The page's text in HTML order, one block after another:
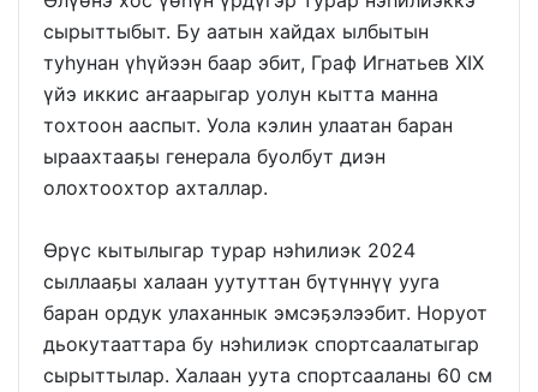
сырыттыбыт. Бу аатын хайдах ылбытын
туһунан үһүйээн баар эбит, Граф Игнатьев XIX
үйэ иккис аҥаарыгар уолун кытта манна
тохтоон ааспыт. Уола кэлин улаатан баран
ыраахтааҕы генерала буолбут диэн
олохтоохтор ахталлар.
Өрүс кытылыгар турар нэһилиэк 2024
сыллааҕы халаан уутуттан бүтүннүү ууга
баран ордук улаханнык эмсэҕэлээбит. Норуот
дьокутааттара бу нэһилиэк спортсаалатыгар
сырыттылар. Халаан уута спортсааланы 60 см